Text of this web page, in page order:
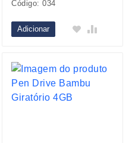
Código: 034
Adicionar